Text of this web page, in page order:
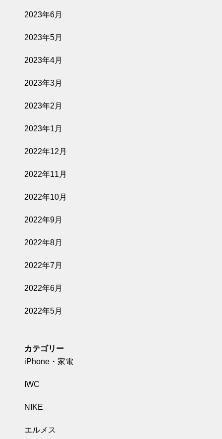
2023年6月
2023年5月
2023年4月
2023年3月
2023年2月
2023年1月
2022年12月
2022年11月
2022年10月
2022年9月
2022年8月
2022年7月
2022年6月
2022年5月
カテゴリー
iPhone・家電
IWC
NIKE
エルメス